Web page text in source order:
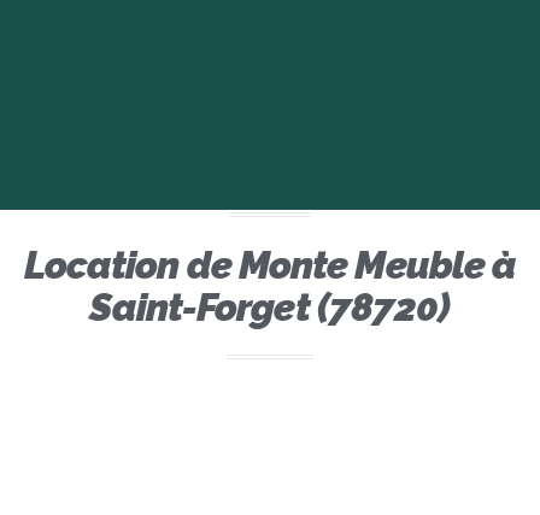
Location de Monte Meuble à
Saint-Forget (78720)